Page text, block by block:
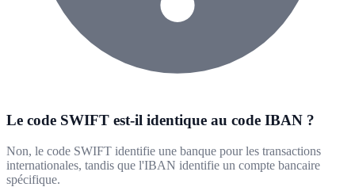
Le code SWIFT est-il identique au code IBAN ?
Non, le code SWIFT identifie une banque pour les transactions
internationales, tandis que l'IBAN identifie un compte bancaire
spécifique.